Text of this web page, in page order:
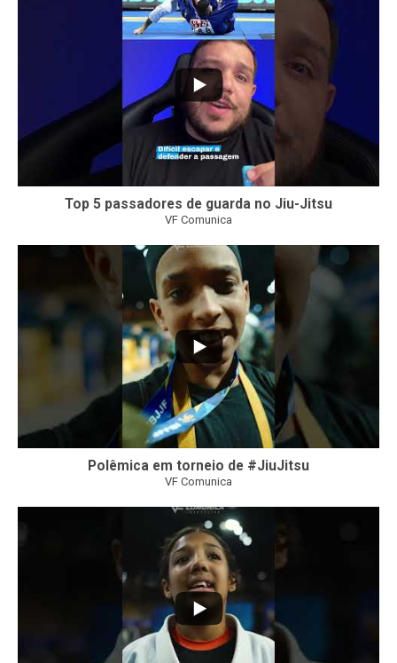
Top 5 passadores de guarda no Jiu-Jitsu
VF Comunica
Polêmica em torneio de #JiuJitsu
VF Comunica